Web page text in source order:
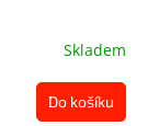
Skladem
Do košíku